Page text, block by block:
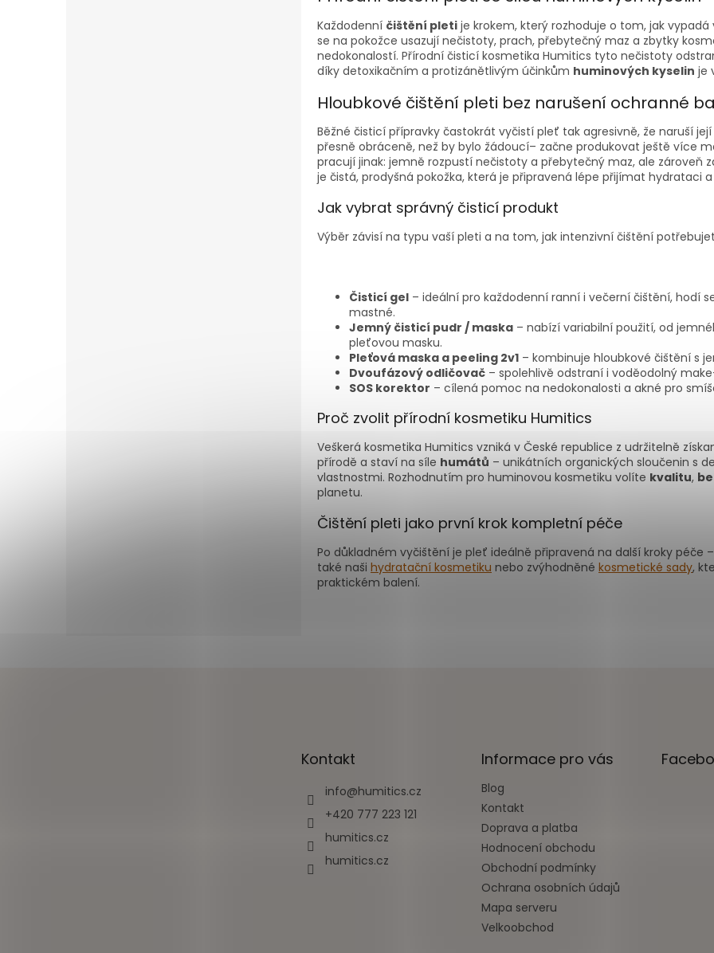
á
d
a
c
í
r
k
y
v
ý
s
u
Každodenní čištění pleti je krokem, který rozhoduje o tom, jak
se na pokožce usazují nečistoty, prach, přebytečný maz a zbytky
nedokonalostí. Přírodní čisticí kosmetika Humitics tyto nečistoty
díky detoxikačním a protizánětlivým účinkům huminových kyselin je
Hloubkové čištění pleti bez narušení ochranné
Běžné čisticí přípravky častokrát vyčistí pleť tak agresivně, že naruší
přesně obráceně, než by bylo žádoucí– začne produkovat ještě více
pracují jinak: jemně rozpustí nečistoty a přebytečný maz, ale zároveň
je čistá, prodyšná pokožka, která je připravená lépe přijímat hydrataci
Jak vybrat správný čisticí produkt
Výběr závisí na typu vaší pleti a na tom, jak intenzivní čištění
Čisticí gel – ideální pro každodenní ranní i večerní čištění, hodí
mastné.
Jemný čisticí pudr / maska – nabízí variabilní použití, od
pleťovou masku.
Pleťová maska a peeling 2v1 – kombinuje hloubkové čištění s
Dvoufázový odličovač – spolehlivě odstraní i voděodolný
SOS korektor – cílená pomoc na nedokonalosti a akné pro
Proč zvolit přírodní kosmetiku Humitics
Veškerá kosmetika Humitics vzniká v České republice z udržitelně
přírodě a staví na síle humátů – unikátních organických sloučenin s
vlastnostmi. Rozhodnutím pro huminovou kosmetiku volíte kvalitu,
planetu.
Čištění pleti jako první krok kompletní péče
Po důkladném vyčištění je pleť ideálně připravená na další kroky péče
také naši hydratační kosmetiku nebo zvýhodněné kosmetické sady,
praktickém balení.
Kontakt
info@humitics.cz
+420 777 223 121
humitics.cz
humitics.cz
Informace pro vás
Blog
Kontakt
Doprava a platba
Hodnocení obchodu
Obchodní podmínky
Ochrana osobních údajů
Mapa serveru
Velkoobchod